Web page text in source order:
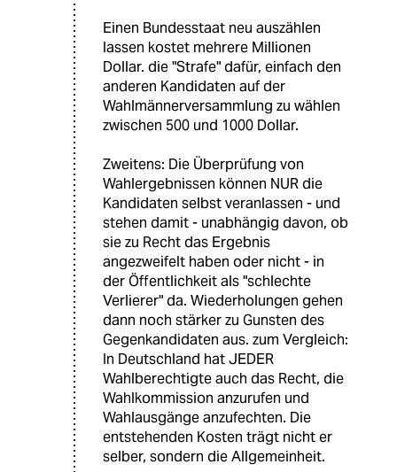
Einen Bundesstaat neu auszählen
lassen kostet mehrere Millionen
Dollar. die "Strafe" dafür, einfach den
anderen Kandidaten auf der
Wahlmännerversammlung zu wählen
zwischen 500 und 1000 Dollar.
Zweitens: Die Überprüfung von
Wahlergebnissen können NUR die
Kandidaten selbst veranlassen - und
stehen damit - unabhängig davon, ob
sie zu Recht das Ergebnis
angezweifelt haben oder nicht - in
der Öffentlichkeit als "schlechte
Verlierer" da. Wiederholungen gehen
dann noch stärker zu Gunsten des
Gegenkandidaten aus. zum Vergleich:
In Deutschland hat JEDER
Wahlberechtigte auch das Recht, die
Wahlkommission anzurufen und
Wahlausgänge anzufechten. Die
entstehenden Kosten trägt nicht er
selber, sondern die Allgemeinheit.